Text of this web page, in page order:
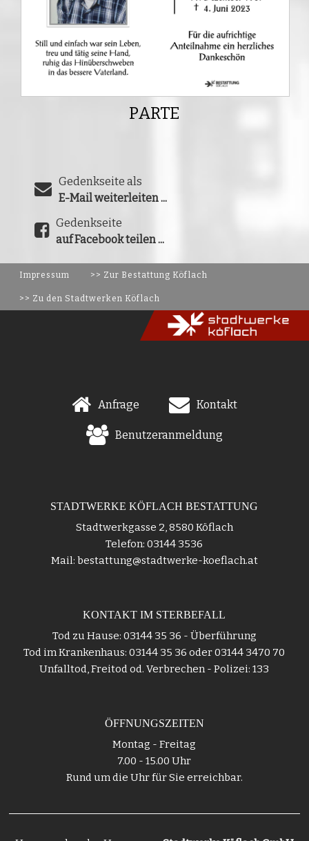
PARTE
Gedenkseite als
E-Mail weiterleiten ...
Gedenkseite
auf Facebook teilen ...
Impressum >> Zur Bestattung Köflach
>> Zu den Stadtwerken Köflach
Anfrage Kontakt
Benutzeranmeldung
STADTWERKE KÖFLACH BESTATTUNG
Stadtwerkgasse 2, 8580 Köflach
Telefon: 03144 3536
Mail: bestattung@stadtwerke-koeflach.at
KONTAKT IM STERBEFALL
Tod zu Hause: 03144 35 36 - Überführung
Tod im Krankenhaus: 03144 35 36 oder 03144 3470 70
Unfalltod, Freitod od. Verbrechen - Polizei: 133
ÖFFNUNGSZEITEN
Montag - Freitag
7.00 - 15.00 Uhr
Rund um die Uhr für Sie erreichbar.